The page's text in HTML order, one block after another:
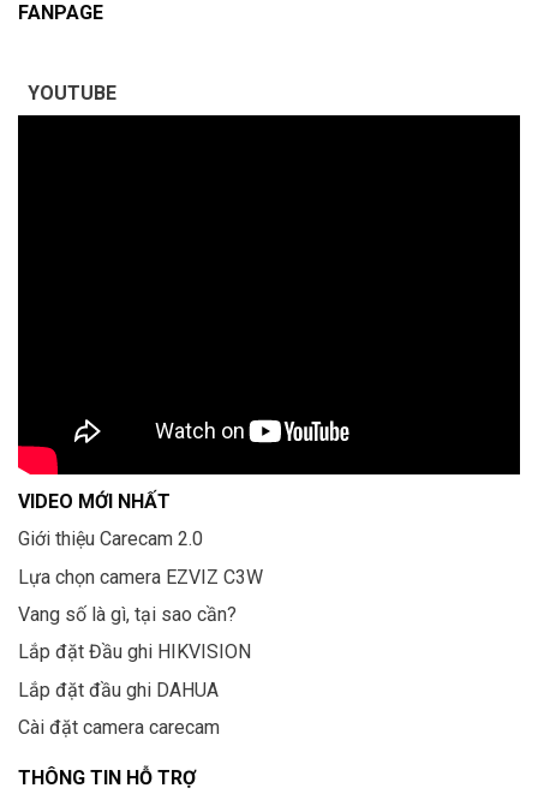
FANPAGE
YOUTUBE
VIDEO MỚI NHẤT
Giới thiệu Carecam 2.0
Lựa chọn camera EZVIZ C3W
Vang số là gì, tại sao cần?
Lắp đặt Đầu ghi HIKVISION
Lắp đặt đầu ghi DAHUA
Cài đặt camera carecam
THÔNG TIN HỖ TRỢ